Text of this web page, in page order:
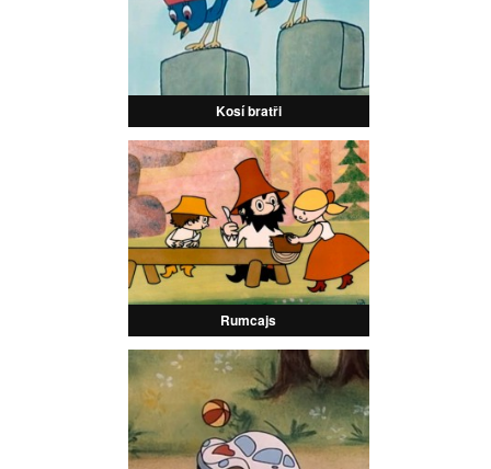
Kosí bratři
Rumcajs